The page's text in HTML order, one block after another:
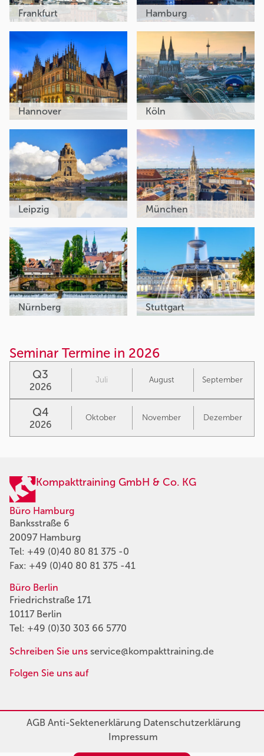
Frankfurt Hamburg
Hannover Köln
Leipzig München
Nürnberg Stuttgart
Seminar Termine in 2026
Q3
2026
Juli August September
Q4
2026
Oktober November Dezember
Kompakttraining GmbH & Co. KG
Büro Hamburg
Banksstraße 6
20097 Hamburg
Tel: +49 (0)40 80 81 375 -0
Fax: +49 (0)40 80 81 375 -41
Büro Berlin
Friedrichstraße 171
10117 Berlin
Tel: +49 (0)30 303 66 5770
Schreiben Sie uns service@kompakttraining.de
Folgen Sie uns auf
AGBAnti-SektenerklärungDatenschutzerklärung
Impressum